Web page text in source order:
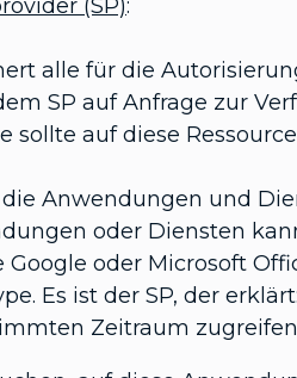
(SP):
alle für die
SP auf Anfrage zur
sollte auf diese
Anwendungen und
oder Diensten
Google oder Microsoft
Es ist der SP, der
Zeitraum